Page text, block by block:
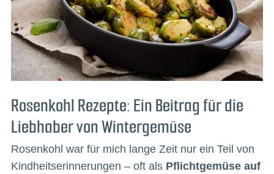
Rosenkohl Rezepte: Ein Beitrag für die
Liebhaber von Wintergemüse
Rosenkohl war für mich lange Zeit nur ein Teil von
Kindheitserinnerungen – oft als Pflichtgemüse auf